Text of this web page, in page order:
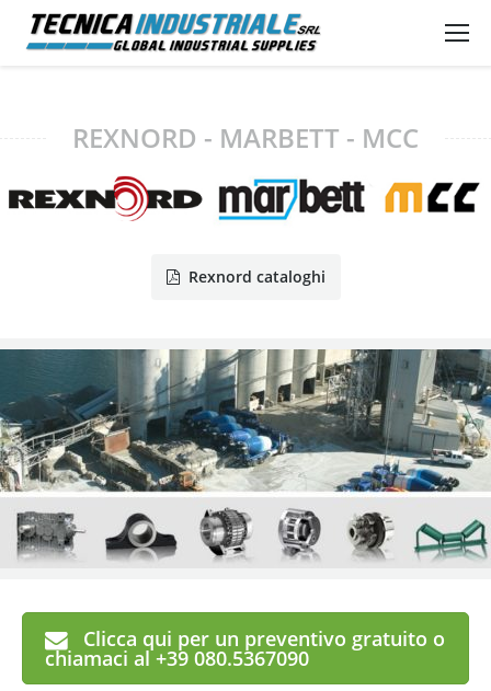
REXNORD - MARBETT - MCC
Rexnord cataloghi
Clicca qui per un preventivo gratuito o
chiamaci al +39 080.5367090